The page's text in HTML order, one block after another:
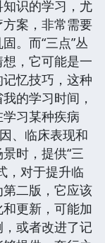
识的学习，尤
案，非常需要
。而“三点”丛
，它可能是一
忆技巧，这种
的学习时间，
习某种疾病
、临床表现和
时，提供“三
，对于提升临
二版，它应该
更新，可能加
或者改进了记